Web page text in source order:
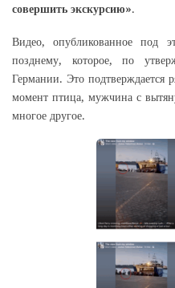
совершить экскурсию».
Видео, опубликованное под
позднему, которое, по
Германии. Это подтверждается
момент птица, мужчина с
многое другое.